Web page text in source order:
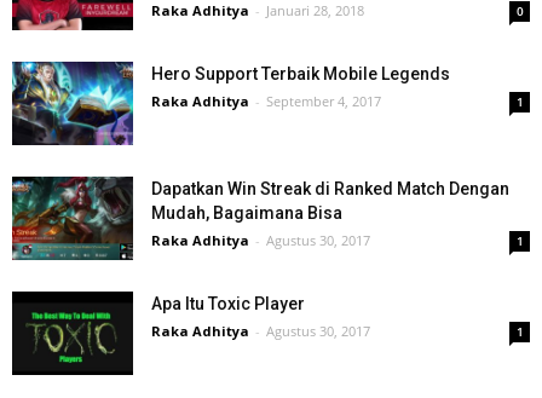
Raka Adhitya - Januari 28, 2018 0
Hero Support Terbaik Mobile Legends
Raka Adhitya - September 4, 2017 1
Dapatkan Win Streak di Ranked Match Dengan
Mudah, Bagaimana Bisa
Raka Adhitya - Agustus 30, 2017 1
Apa Itu Toxic Player
Raka Adhitya - Agustus 30, 2017 1